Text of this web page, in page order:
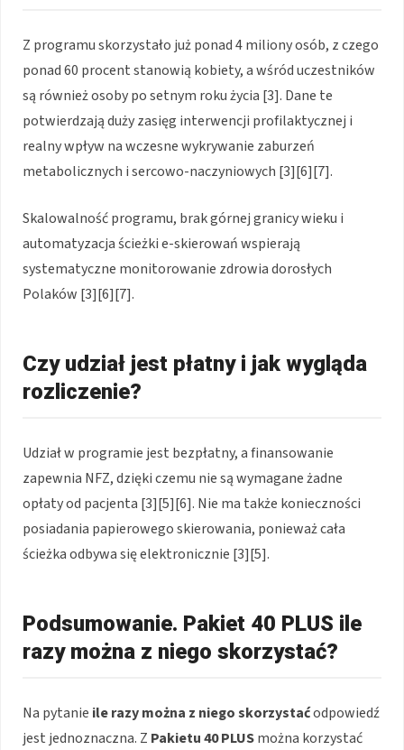
Z programu skorzystało już ponad 4 miliony osób, z czego
ponad 60 procent stanowią kobiety, a wśród uczestników
są również osoby po setnym roku życia [3]. Dane te
potwierdzają duży zasięg interwencji profilaktycznej i
realny wpływ na wczesne wykrywanie zaburzeń
metabolicznych i sercowo-naczyniowych [3][6][7].
Skalowalność programu, brak górnej granicy wieku i
automatyzacja ścieżki e-skierowań wspierają
systematyczne monitorowanie zdrowia dorosłych
Polaków [3][6][7].
Czy udział jest płatny i jak wygląda
rozliczenie?
Udział w programie jest bezpłatny, a finansowanie
zapewnia NFZ, dzięki czemu nie są wymagane żadne
opłaty od pacjenta [3][5][6]. Nie ma także konieczności
posiadania papierowego skierowania, ponieważ cała
ścieżka odbywa się elektronicznie [3][5].
Podsumowanie. Pakiet 40 PLUS ile
razy można z niego skorzystać?
Na pytanie ile razy można z niego skorzystaćodpowiedź
jest jednoznaczna. Z Pakietu 40 PLUSmożna korzystać